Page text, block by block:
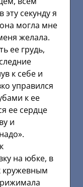
секунду я
могла мне
желала.
ее грудь,
к себе и
управился
к ее
ее сердце
и
на юбке, в
кружевным